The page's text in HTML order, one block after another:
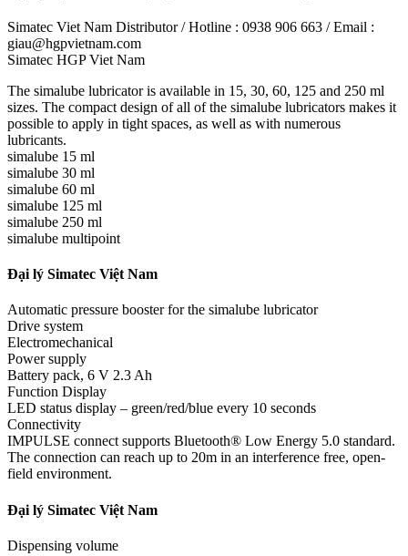
Simatec Viet Nam Distributor / Hotline : 0938 906 663 / Email :
giau@hgpvietnam.com
Simatec HGP Viet Nam
The simalube lubricator is available in 15, 30, 60, 125 and 250 ml
sizes. The compact design of all of the simalube lubricators makes it
possible to apply in tight spaces, as well as with numerous
lubricants.
simalube 15 ml
simalube 30 ml
simalube 60 ml
simalube 125 ml
simalube 250 ml
simalube multipoint
Đại lý Simatec Việt Nam
Automatic pressure booster for the simalube lubricator
Drive system
Electromechanical
Power supply
Battery pack, 6 V 2.3 Ah
Function Display
LED status display – green/red/blue every 10 seconds
Connectivity
IMPULSE connect supports Bluetooth® Low Energy 5.0 standard.
The connection can reach up to 20m in an interference free, open-
field environment.
Đại lý Simatec Việt Nam
Dispensing volume